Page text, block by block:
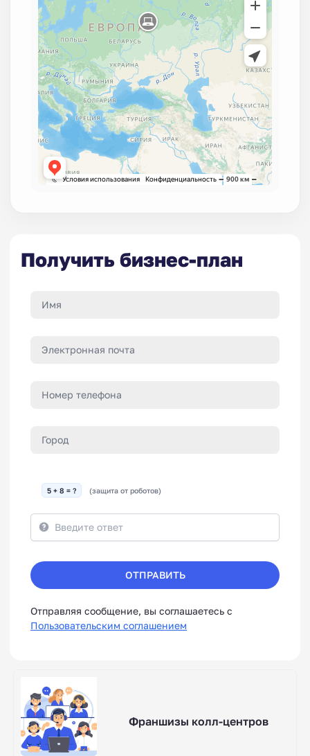
Получить бизнес-план
5 + 8 = ? (защита от роботов)
ОТПРАВИТЬ
Отправляя сообщение, вы соглашаетесь с
Пользовательским соглашением
Франшизы колл-центров